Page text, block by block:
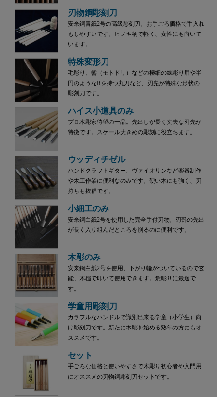
刃物鋼彫刻刀
安来鋼青紙2号の高級彫刻刀。お手ごろ価格で手入れ
もしやすいです。ヒノキ柄で軽く、女性にも向いて
います。
特殊変形刀
毛彫り、髻（モトドリ）などの極細の線彫り用や半
円のようなRを持つ丸刀など、刃先が特殊な形状の
彫刻刀です。
ハイス小道具のみ
プロ木彫家待望の一品。先出しが長く丈夫な刃先が
特徴です。スケール大きめの彫刻に役立ちます。
ウッディチゼル
ハンドクラフトギター、ヴァイオリンなど楽器制作
や木工作業に便利なのみです。硬い木にも強く、刃
持ちも抜群です。
小細工のみ
安来鋼白紙2号を使用した完全手付刃物。刃部の先出
が長く入り組んだところを削るのに便利です。
木彫のみ
安来鋼白紙2号を使用。下がり輪がついているので玄
能、木槌で叩いて使用できます。荒彫りに最適で
す。
学童用彫刻刀
カラフルなハンドルで識別出来る学童（小学生）向
け彫刻刀です。新たに木彫を始める熟年の方にもオ
ススメです。
セット
手ごろな価格と使いやすさで木彫り初心者や入門用
にオススメの刃物鋼彫刻刀セットです。